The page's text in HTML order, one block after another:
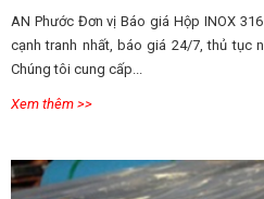
AN Phước Đơn vị Báo giá Hộp INOX
cạnh tranh nhất, báo giá 24/7, thủ tục
Chúng tôi cung cấp...
Xem thêm >>